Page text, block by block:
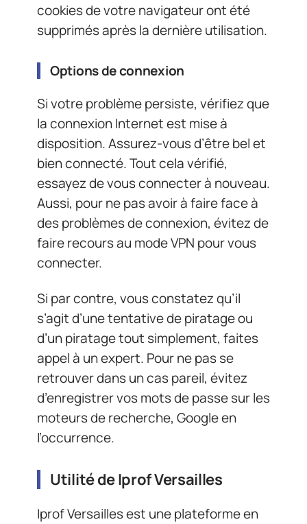
cookies de votre navigateur ont été
supprimés après la dernière utilisation.
Options de connexion
Si votre problème persiste, vérifiez que
la connexion Internet est mise à
disposition. Assurez-vous d’être bel et
bien connecté. Tout cela vérifié,
essayez de vous connecter à nouveau.
Aussi, pour ne pas avoir à faire face à
des problèmes de connexion, évitez de
faire recours au mode VPN pour vous
connecter.
Si par contre, vous constatez qu’il
s’agit d’une tentative de piratage ou
d’un piratage tout simplement, faites
appel à un expert. Pour ne pas se
retrouver dans un cas pareil, évitez
d’enregistrer vos mots de passe sur les
moteurs de recherche, Google en
l’occurrence.
Utilité de Iprof Versailles
Iprof Versailles est une plateforme en